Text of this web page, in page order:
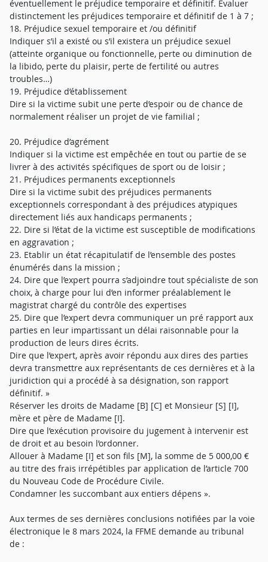
éventuellement le préjudice temporaire et définitif. Evaluer
distinctement les préjudices temporaire et définitif de 1 à 7 ;
18. Préjudice sexuel temporaire et /ou définitif
Indiquer s’il a existé ou s’il existera un préjudice sexuel
(atteinte organique ou fonctionnelle, perte ou diminution de
la libido, perte du plaisir, perte de fertilité ou autres
troubles…)
19. Préjudice d’établissement
Dire si la victime subit une perte d’espoir ou de chance de
normalement réaliser un projet de vie familial ;
20. Préjudice d’agrément
Indiquer si la victime est empêchée en tout ou partie de se
livrer à des activités spécifiques de sport ou de loisir ;
21. Préjudices permanents exceptionnels
Dire si la victime subit des préjudices permanents
exceptionnels correspondant à des préjudices atypiques
directement liés aux handicaps permanents ;
22. Dire si l’état de la victime est susceptible de modifications
en aggravation ;
23. Etablir un état récapitulatif de l’ensemble des postes
énumérés dans la mission ;
24. Dire que l’expert pourra s’adjoindre tout spécialiste de son
choix, à charge pour lui d’en informer préalablement le
magistrat chargé du contrôle des expertises
25. Dire que l’expert devra communiquer un pré rapport aux
parties en leur impartissant un délai raisonnable pour la
production de leurs dires écrits.
Dire que l’expert, après avoir répondu aux dires des parties
devra transmettre aux représentants de ces dernières et à la
juridiction qui a procédé à sa désignation, son rapport
définitif. »
Réserver les droits de Madame [B] [C] et Monsieur [S] [I],
mère et père de Madame [I].
Dire que l’exécution provisoire du jugement à intervenir est
de droit et au besoin l’ordonner.
Allouer à Madame [I] et son fils [M], la somme de 5 000,00 €
au titre des frais irrépétibles par application de l’article 700
du Nouveau Code de Procédure Civile.
Condamner les succombant aux entiers dépens ».
Aux termes de ses dernières conclusions notifiées par la voie
électronique le 8 mars 2024, la FFME demande au tribunal
de :